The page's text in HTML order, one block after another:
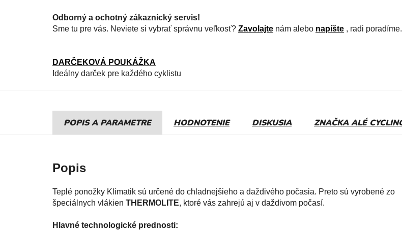
Odborný a ochotný zákaznický servis!
Sme tu pre vás. Neviete si vybrať správnu veľkosť? Zavolajte nám alebo napíšte , radi poradíme.
DARČEKOVÁ POUKÁŽKA
Ideálny darček pre každého cyklistu
POPIS HODNOTENIE DISKUSIA ZNAČKAALÉ
Teplé ponožky Klimatik sú určené do chladnejšieho a daždivého počasia. Preto sú vyrobené zo
špeciálnych vlákien THERMOLITE, ktoré vás zahrejú aj v daždivom počasí.
Hlavné technologické prednosti: